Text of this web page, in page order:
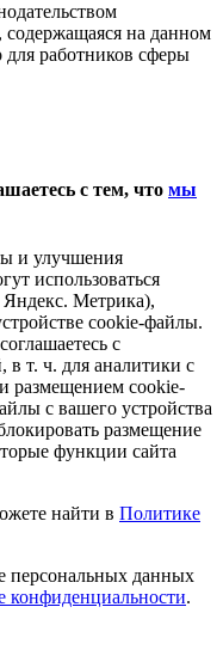
на данном
для работников сферы
с тем, что мы
и улучшения
использоваться
Яндекс. Метрика),
cookie-файлы.
с
т. ч. для аналитики с
размещением cookie-
с вашего устройства
размещение
функции сайта
найти в Политике
персональных данных
конфиденциальности.